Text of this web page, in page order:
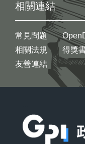
相關連結
常見問題
相關法規
友善連結
得獎